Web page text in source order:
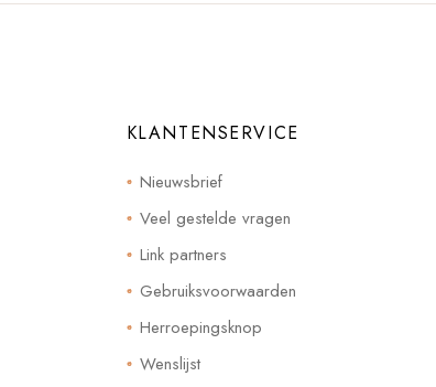
KLANTENSERVICE
Nieuwsbrief
Veel gestelde vragen
Link partners
Gebruiksvoorwaarden
Herroepingsknop
Wenslijst